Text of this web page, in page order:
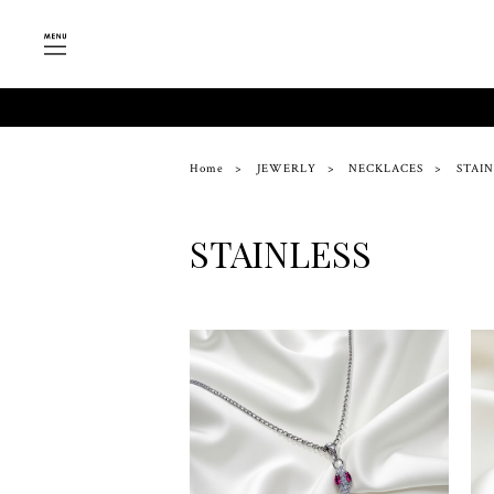
Home JEWERLY NECKLACES
STAINLESS